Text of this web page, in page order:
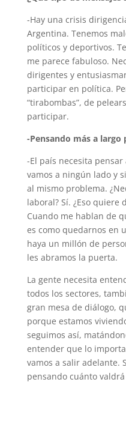
-Hay una crisis
Argentina. Tenemos
políticos y deportivos.
me parece fabuloso.
dirigentes y
participar en política.
“tirabombas”, de
participar.
-Pensando más a largo
-El país necesita
vamos a ningún lado y
al mismo problema.
laboral? Sí. ¿Eso quiere
Cuando me hablan de
es como quedarnos en
haya un millón de
les abramos la puerta.
La gente necesita
todos los sectores,
gran mesa de diálogo,
porque estamos
seguimos así,
entender que lo
vamos a salir adelante.
pensando cuánto